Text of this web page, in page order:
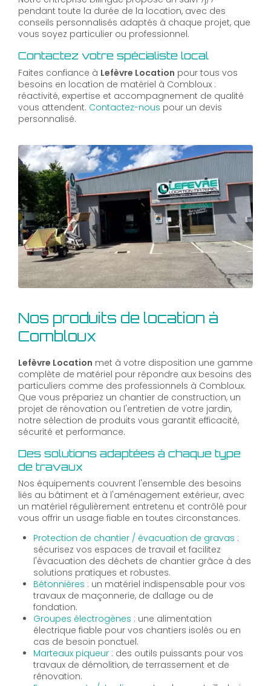
pendant toute la durée de la location, avec des
conseils personnalisés adaptés à chaque projet, que
vous soyez particulier ou professionnel.
Contactez votre spécialiste local
Faites confiance à Lefèvre Location pour tous vos
besoins en location de matériel à Combloux :
réactivité, expertise et accompagnement de qualité
vous attendent. Contactez-nous pour un devis
personnalisé.
Nos produits de location à
Combloux
Lefèvre Location met à votre disposition une gamme
complète de matériel pour répondre aux besoins des
particuliers comme des professionnels à Combloux.
Que vous prépariez un chantier de construction, un
projet de rénovation ou l'entretien de votre jardin,
notre sélection de produits vous garantit efficacité,
sécurité et performance.
Des solutions adaptées à chaque type
de travaux
Nos équipements couvrent l'ensemble des besoins
liés au bâtiment et à l'aménagement extérieur, avec
un matériel régulièrement entretenu et contrôlé pour
vous offrir un usage fiable en toutes circonstances.
Protection de chantier / évacuation de gravas :
sécurisez vos espaces de travail et facilitez
l'évacuation des déchets de chantier grâce à des
solutions pratiques et robustes.
Bétonnières : un matériel indispensable pour vos
travaux de maçonnerie, de dallage ou de
fondation.
Groupes électrogènes : une alimentation
électrique fiable pour vos chantiers isolés ou en
cas de besoin ponctuel.
Marteaux piqueur : des outils puissants pour vos
travaux de démolition, de terrassement et de
rénovation.